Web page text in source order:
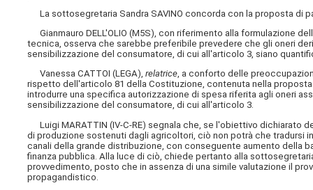
La sottosegretaria Sandra SAVINO concorda con la proposta di
Gianmauro DELL'OLIO (M5S), con riferimento alla formulazione
tecnica, osserva che sarebbe preferibile prevedere che gli oneri
sensibilizzazione del consumatore, di cui all'articolo 3, siano
Vanessa CATTOI (LEGA),relatrice, a conforto delle
rispetto dell'articolo 81 della Costituzione, contenuta nella
introdurre una specifica autorizzazione di spesa riferita agli oneri
sensibilizzazione del consumatore, di cui all'articolo 3.
Luigi MARATTIN (IV-C-RE) segnala che, se l'obiettivo dichiarato
di produzione sostenuti dagli agricoltori, ciò non potrà che tradursi
canali della grande distribuzione, con conseguente aumento della
finanza pubblica. Alla luce di ciò, chiede pertanto alla
provvedimento, posto che in assenza di una simile valutazione il
propagandistico.